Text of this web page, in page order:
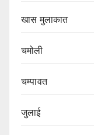
खास मुलाकात
चमोली
चम्पावत
जुलाई